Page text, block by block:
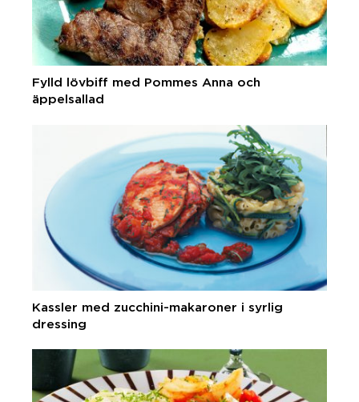
Fylld lövbiff med Pommes Anna och
äppelsallad
Kassler med zucchini-makaroner i syrlig
dressing